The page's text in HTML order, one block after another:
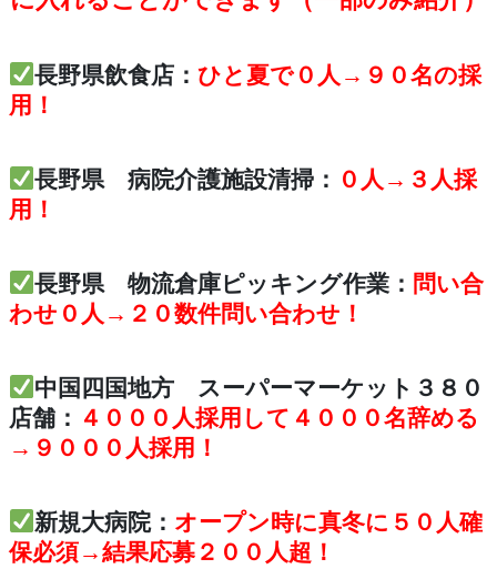
長野県飲食店：ひと夏で０人→９０名の採
用！
長野県 病院介護施設清掃： ０人→３人採
用！
長野県 物流倉庫ピッキング作業： 問い合
わせ０人→２０数件問い合わせ！
中国四国地方 スーパーマーケット３８０
店舗： ４０００人採用して４０００名辞める
→９０００人採用！
新規大病院： オープン時に真冬に５０人確
保必須→結果応募２００人超！